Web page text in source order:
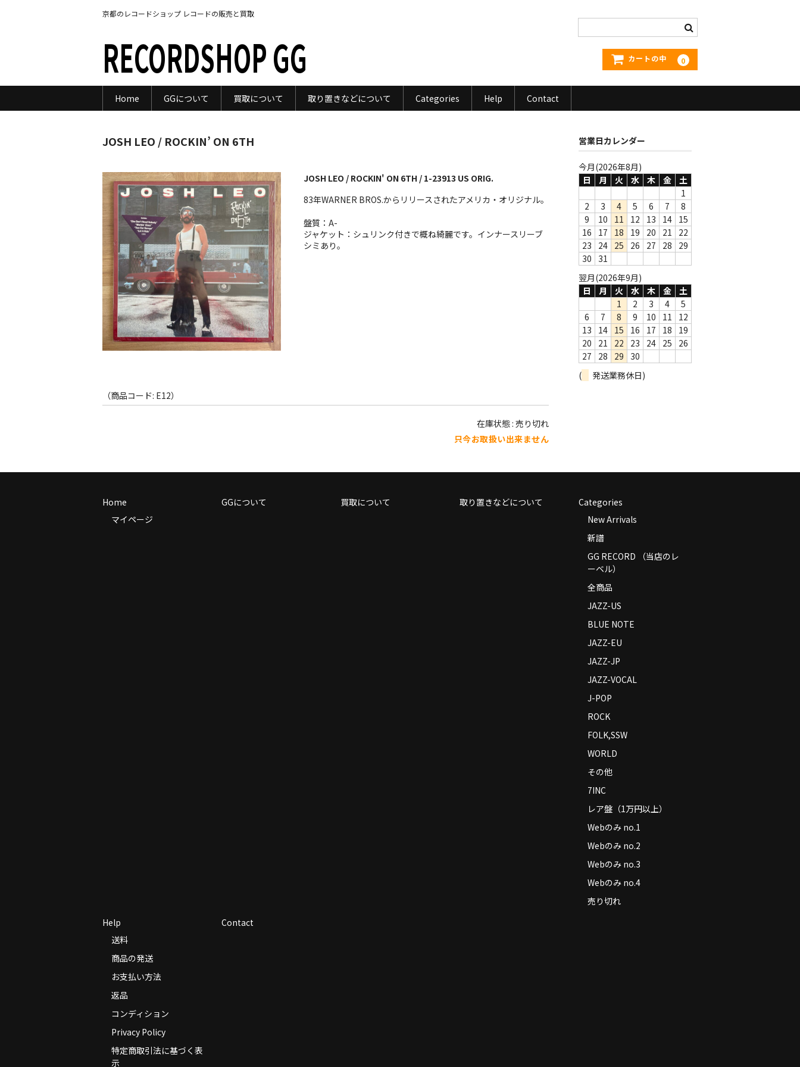
京都のレコードショップ レコードの販売と買取
RECORDSHOP GG カートの中 0
Home GGについて 買取について 取り置きなどについて Categories Help Contact
JOSH LEO / ROCKIN’ ON 6TH
JOSH LEO / ROCKIN' ON 6TH / 1-23913 US ORIG.
83年WARNER BROS.からリリースされたアメリカ・オリジナル。
盤質：A-
ジャケット：シュリンク付きで概ね綺麗です。インナースリーブ
シミあり。
（商品コード: E12）
在庫状態 : 売り切れ
只今お取扱い出来ません
営業日カレンダー
今月(2026年8月)
日
月 火 水 木 金
土
1
2
3 4 5 6 7
8
9
10 11 12 13 14 15
16
17 18 19 20 21
22
23
24 25 26 27 28
29
30
31
翌月(2026年9月)
日
月 火 水 木 金
土
1
2 3 4
5
6
7 8 9 10 11
12
13
14 15 16 17 18
19
20
21 22 23 24 25
26
27
28 29
30
(
発送業務休日)
Home
マイページ
GGについて 買取について 取り置きなどについて
Categories
New Arrivals
新譜
GG RECORD （当店のレ
ーベル）
全商品
JAZZ-US
BLUE NOTE
JAZZ-EU
JAZZ-JP
JAZZ-VOCAL
J-POP
ROCK
FOLK,SSW
WORLD
その他
7INC
レア盤（1万円以上）
Webのみ no.1
Webのみ no.2
Webのみ no.3
Webのみ no.4
売り切れ
Help
送料
商品の発送
お支払い方法
返品
コンディション
Privacy Policy
特定商取引法に基づく表
示
Contact